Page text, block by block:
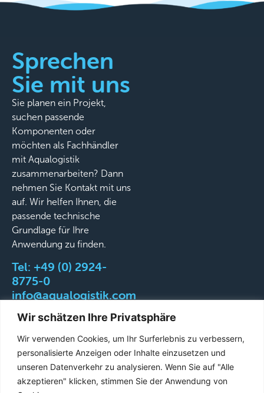
Wir schätzen Ihre Privatsphäre
Wir verwenden Cookies, um Ihr Surferlebnis zu verbessern,
personalisierte Anzeigen oder Inhalte einzusetzen und
unseren Datenverkehr zu analysieren. Wenn Sie auf "Alle
akzeptieren" klicken, stimmen Sie der Anwendung von
Sprechen
Sie mit uns
Sie planen ein Projekt,
suchen passende
Komponenten oder
möchten als Fachhändler
mit Aqualogistik
zusammenarbeiten? Dann
nehmen Sie Kontakt mit uns
auf. Wir helfen Ihnen, die
passende technische
Grundlage für Ihre
Anwendung zu finden.
Tel: +49 (0) 2924-
8775-0
info@aqualogistik.com
©
2026
AGB Impressum Datenschutz
Liefer-&
Versandbedingungen